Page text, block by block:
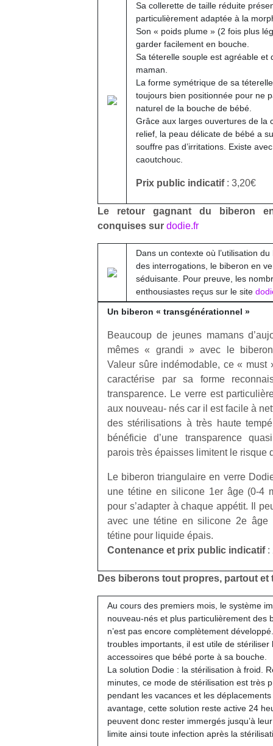
Sa collerette de taille réduite
particulièrement adaptée à la
Son « poids plume » (2 fois plus
garder facilement en bouche.
Sa téterelle souple est agréable et
maman.
La forme symétrique de sa
toujours bien positionnée pour ne
naturel de la bouche de bébé.
Grâce aux larges ouvertures de la
relief, la peau délicate de bébé a
souffre pas d’irritations. Existe
caoutchouc.
Prix public indicatif : 3,20€
Le retour gagnant du biberon
conquises sur dodie.fr
Dans un contexte où l’utilisation
des interrogations, le biberon en
séduisante. Pour preuve, les
enthousiastes reçus sur le site
Un biberon « transgénérationnel »
Beaucoup de jeunes mamans
mêmes « grandi » avec le
Valeur sûre indémodable, ce « must
caractérise par sa forme
transparence. Le verre est
aux nouveau- nés car il est facile à
des stérilisations à très haute
bénéficie d’une transparence
parois très épaisses limitent le risque
Le biberon triangulaire en verre
une tétine en silicone 1er âge (0-4
pour s’adapter à chaque appétit. Il
avec une tétine en silicone 2e âge
tétine pour liquide épais.
Contenance et prix public indicatif :
Des biberons tout propres, partout et
Au cours des premiers mois, le système
nouveau-nés et plus particulièrement des
n’est pas encore complètement
troubles importants, il est utile de stériliser
accessoires que bébé porte à sa bouche.
La solution Dodie : la stérilisation à froid.
minutes, ce mode de stérilisation est très
pendant les vacances et les
avantage, cette solution reste active 24
peuvent donc rester immergés jusqu’à
limite ainsi toute infection après la
NextGen,
une
Des